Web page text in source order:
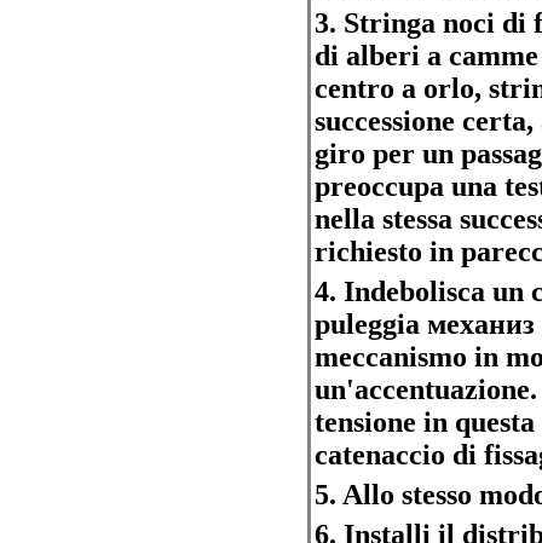
3. Stringa noci di
di alberi a
centro a orlo,
successione
giro per un
preoccupa una
nella stessa
richiesto in
4. Indebolisca un
puleggia
meccanismo in
tensione in
catenaccio di
5. Allo stesso
6. Installi il